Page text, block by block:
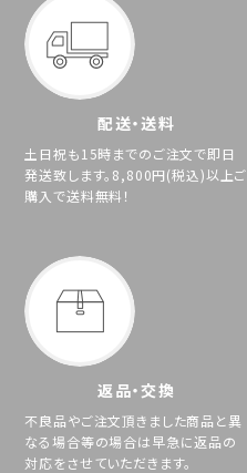
配送・送料
土日祝も15時までのご注文で即日
発送致します。8,800円(税込)以上ご
購入で送料無料！
返品・交換
不良品やご注文頂きました商品と異
なる場合等の場合は早急に返品の
対応をさせていただきます。